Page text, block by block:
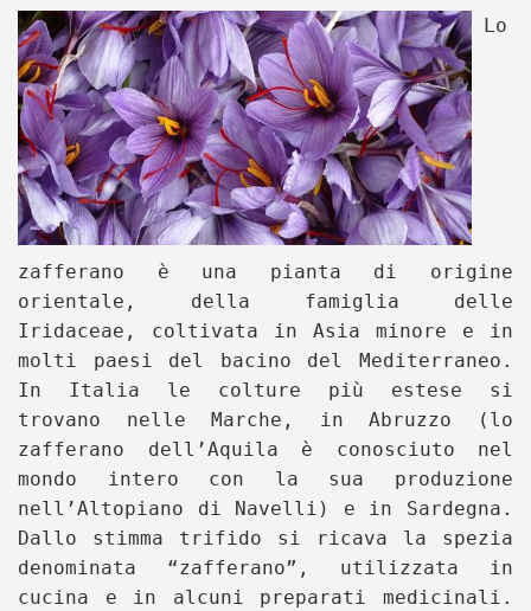
Lo
zafferano è una pianta di origine
orientale, della famiglia delle
Iridaceae, coltivata in Asia minore e in
molti paesi del bacino del Mediterraneo.
In Italia le colture più estese si
trovano nelle Marche, in Abruzzo (lo
zafferano dell’Aquila è conosciuto nel
mondo intero con la sua produzione
nell’Altopiano di Navelli) e in Sardegna.
Dallo stimma trifido si ricava la spezia
denominata “zafferano”, utilizzata in
cucina e in alcuni preparati medicinali.